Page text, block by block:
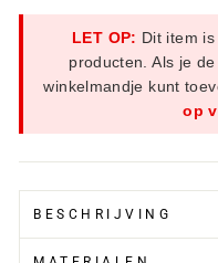
LET OP: Dit item
producten. Als je
winkelmandje kunt
op
BESCHRIJVING